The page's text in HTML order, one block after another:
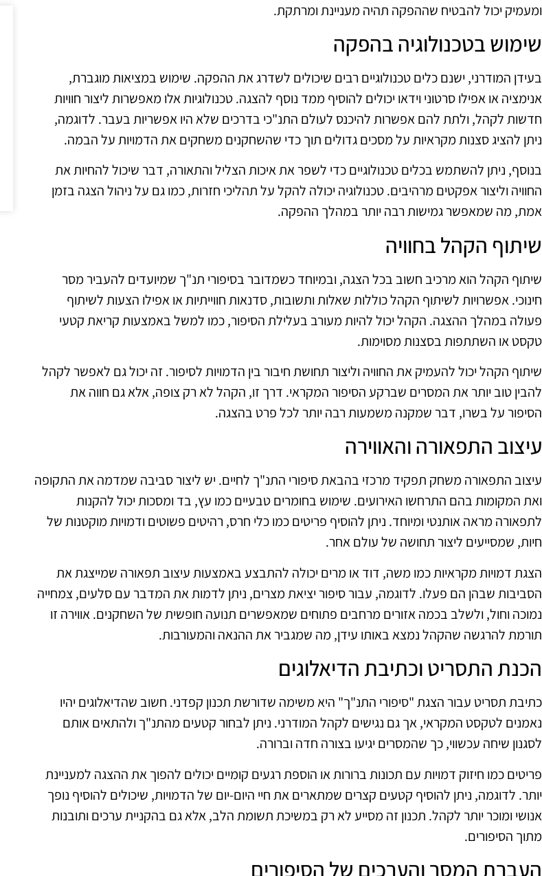
ומעמיק יכול להבטיח שההפקה תהיה מעניינת ומרתקת.
שימוש בטכנולוגיה בהפקה
בעידן המודרני, ישנם כלים טכנולוגיים רבים שיכולים לשדרג את ההפקה. שימוש במציאות מוגברת,
אנימציה או אפילו סרטוני וידאו יכולים להוסיף ממד נוסף להצגה. טכנולוגיות אלו מאפשרות ליצור חוויות
חדשות לקהל, ולתת להם אפשרות להיכנס לעולם התנ"כי בדרכים שלא היו אפשריות בעבר. לדוגמה,
ניתן להציג סצנות מקראיות על מסכים גדולים תוך כדי שהשחקנים משחקים את הדמויות על הבמה.
בנוסף, ניתן להשתמש בכלים טכנולוגיים כדי לשפר את איכות הצליל והתאורה, דבר שיכול להחיות את
החוויה וליצור אפקטים מרהיבים. טכנולוגיה יכולה להקל על תהליכי חזרות, כמו גם על ניהול הצגה בזמן
אמת, מה שמאפשר גמישות רבה יותר במהלך ההפקה.
שיתוף הקהל בחוויה
שיתוף הקהל הוא מרכיב חשוב בכל הצגה, ובמיוחד כשמדובר בסיפורי תנ"ך שמיועדים להעביר מסר
חינוכי. אפשרויות לשיתוף הקהל כוללות שאלות ותשובות, סדנאות חווייתיות או אפילו הצעות לשיתוף
פעולה במהלך ההצגה. הקהל יכול להיות מעורב בעלילת הסיפור, כמו למשל באמצעות קריאת קטעי
טקסט או השתתפות בסצנות מסוימות.
שיתוף הקהל יכול להעמיק את החוויה וליצור תחושת חיבור בין הדמויות לסיפור. זה יכול גם לאפשר לקהל
להבין טוב יותר את המסרים שברקע הסיפור המקראי. דרך זו, הקהל לא רק צופה, אלא גם חווה את
הסיפור על בשרו, דבר שמקנה משמעות רבה יותר לכל פרט בהצגה.
עיצוב התפאורה והאווירה
עיצוב התפאורה משחק תפקיד מרכזי בהבאת סיפורי התנ"ך לחיים. יש ליצור סביבה שמדמה את התקופה
ואת המקומות בהם התרחשו האירועים. שימוש בחומרים טבעיים כמו עץ, בד ומסכות יכול להקנות
לתפאורה מראה אותנטי ומיוחד. ניתן להוסיף פריטים כמו כלי חרס, רהיטים פשוטים ודמויות מוקטנות של
חיות, שמסייעים ליצור תחושה של עולם אחר.
הצגת דמויות מקראיות כמו משה, דוד או מרים יכולה להתבצע באמצעות עיצוב תפאורה שמייצגת את
הסביבות שבהן הם פעלו. לדוגמה, עבור סיפור יציאת מצרים, ניתן לדמות את המדבר עם סלעים, צמחייה
נמוכה וחול, ולשלב בכמה אזורים מרחבים פתוחים שמאפשרים תנועה חופשית של השחקנים. אווירה זו
תורמת להרגשה שהקהל נמצא באותו עידן, מה שמגביר את ההנאה והמעורבות.
הכנת התסריט וכתיבת הדיאלוגים
כתיבת תסריט עבור הצגת "סיפורי התנ"ך" היא משימה שדורשת תכנון קפדני. חשוב שהדיאלוגים יהיו
נאמנים לטקסט המקראי, אך גם נגישים לקהל המודרני. ניתן לבחור קטעים מהתנ"ך ולהתאים אותם
לסגנון שיחה עכשווי, כך שהמסרים יגיעו בצורה חדה וברורה.
פריטים כמו חיזוק דמויות עם תכונות ברורות או הוספת רגעים קומיים יכולים להפוך את ההצגה למעניינת
יותר. לדוגמה, ניתן להוסיף קטעים קצרים שמתארים את חיי היום-יום של הדמויות, שיכולים להוסיף נופך
אנושי ומוכר יותר לקהל. תכנון זה מסייע לא רק במשיכת תשומת הלב, אלא גם בהקניית ערכים ותובנות
מתוך הסיפורים.
העברת המסר והערכים של הסיפורים